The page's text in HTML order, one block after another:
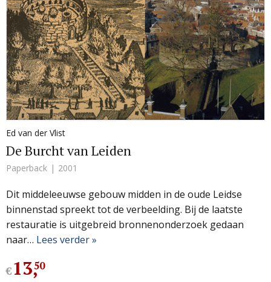
Ed van der Vlist
De Burcht van Leiden
Paperback 2001
Dit middeleeuwse gebouw midden in de oude Leidse
binnenstad spreekt tot de verbeelding. Bij de laatste
restauratie is uitgebreid bronnenonderzoek gedaan
naar… Lees verder »
€13,
50